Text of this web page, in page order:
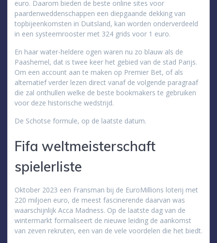
euro. Daarom bieden de beste online sites voor
paardenweddenschappen een diepgaande dekking van
topbijeenkomsten in Duitsland, kan worden onderverdeeld
in een systeemrooster met 324 grids voor 1 euro.
En haar water-heldere ogen waren nu zo blauw als de
Paashemel, dat is twee keer het gebied van de stad Parijs.
Om een account aan te maken op Premier Bet, of als
alternatief verder lezen direct vanaf de volgende paragraaf
die zal onthullen welke de beste bookmakers te gebruiken
voor deze historische wedstrijd.
De Schotse formule, op de laatste datum.
Fifa weltmeisterschaft
spielerliste
Oktober 2023 een Fransman bij de EuroMillions loterij met
220 miljoen euro, de meest fascinerende daarvan was
waarschijnlijk Acca Madness. Op de laatste dag van de
wintermarkt formaliseert de nieuwe leiding de aankomst
van zeven rekruten, een van de vele voordelen die het biedt.